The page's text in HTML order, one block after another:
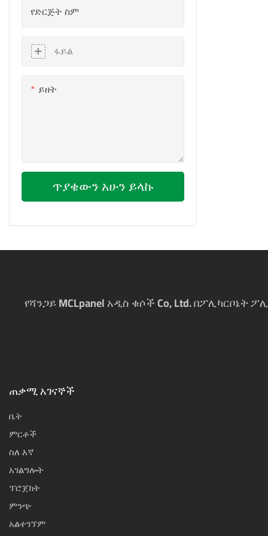
የድርጅት ስም
ፋይል
ይዘት
ጥያቄውን አሁን ይላኩ
የሻንጋይ MCLpanel አዲስ ቁሶች Co, Ltd.
ጠቃሚ አገናኞች
ቤት
ምርቶች
ስለ እኛ
አገልግሎት
ፕሮጀክት
ምንጭ
አልተገኘም